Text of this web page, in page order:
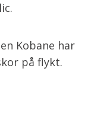
Kobane har
på flykt.